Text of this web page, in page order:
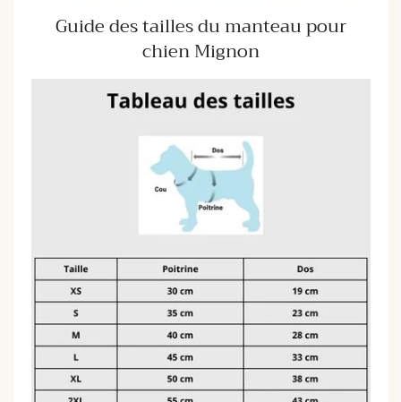
Guide des tailles du manteau pour
chien Mignon